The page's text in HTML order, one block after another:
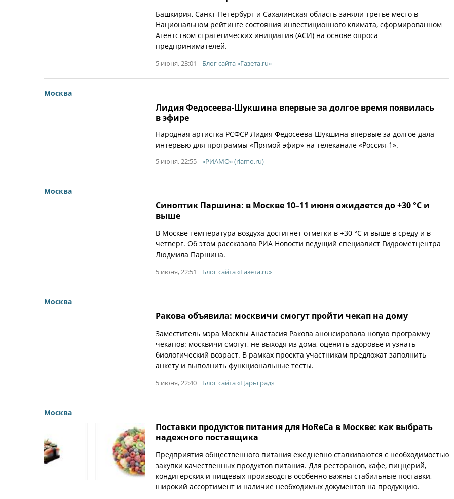
Башкирия, Санкт-Петербург и Сахалинская область заняли третье место в
Национальном рейтинге состояния инвестиционного климата, сформированном
Агентством стратегических инициатив (АСИ) на основе опроса
предпринимателей.
5 июня, 23:01 Блог сайта «Газета.ru»
Москва
Лидия Федосеева-Шукшина впервые за долгое время появилась
в эфире
Народная артистка РСФСР Лидия Федосеева-Шукшина впервые за долгое дала
интервью для программы «Прямой эфир» на телеканале «Россия-1».
5 июня, 22:55 «РИАМО» (riamo.ru)
Москва
Синоптик Паршина: в Москве 10–11 июня ожидается до +30 °C и
выше
В Москве температура воздуха достигнет отметки в +30 °C и выше в среду и в
четверг. Об этом рассказала РИА Новости ведущий специалист Гидрометцентра
Людмила Паршина.
5 июня, 22:51 Блог сайта «Газета.ru»
Москва
Ракова объявила: москвичи смогут пройти чекап на дому
Заместитель мэра Москвы Анастасия Ракова анонсировала новую программу
чекапов: москвичи смогут, не выходя из дома, оценить здоровье и узнать
биологический возраст. В рамках проекта участникам предложат заполнить
анкету и выполнить функциональные тесты.
5 июня, 22:40 Блог сайта «Царьград»
Москва
Поставки продуктов питания для HoReCa в Москве: как выбрать
надежного поставщика
Предприятия общественного питания ежедневно сталкиваются с необходимостью
закупки качественных продуктов питания. Для ресторанов, кафе, пиццерий,
кондитерских и пищевых производств особенно важны стабильные поставки,
широкий ассортимент и наличие необходимых документов на продукцию.